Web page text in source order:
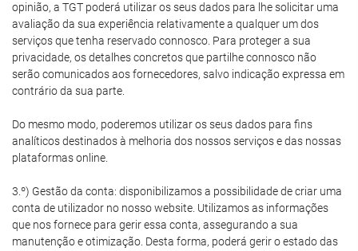
opinião, a TGT poderá utilizar os seus dados para lhe solicitar uma
avaliação da sua experiência relativamente a qualquer um dos
serviços que tenha reservado connosco. Para proteger a sua
privacidade, os detalhes concretos que partilhe connosco não
serão comunicados aos fornecedores, salvo indicação expressa em
contrário da sua parte.
Do mesmo modo, poderemos utilizar os seus dados para fins
analíticos destinados à melhoria dos nossos serviços e das nossas
plataformas online.
3.º) Gestão da conta: disponibilizamos a possibilidade de criar uma
conta de utilizador no nosso website. Utilizamos as informações
que nos fornece para gerir essa conta, assegurando a sua
manutenção e otimização. Desta forma, poderá gerir o estado das